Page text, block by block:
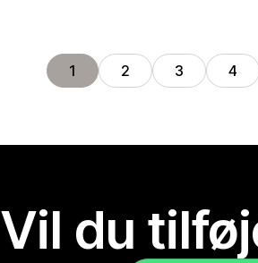
1 2 3 4
Vil du